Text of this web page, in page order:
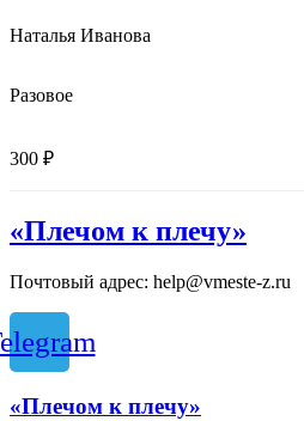
Наталья Иванова
Разовое
300 ₽
«Плечом к плечу»
Почтовый адрес: help@vmeste-z.ru
«Плечом к плечу»